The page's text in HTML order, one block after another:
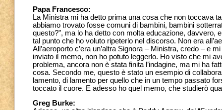
Papa Francesco:
La Ministra mi ha detto prima una cosa che non toccava
abbiamo trovato fosse comuni di bambini, bambini
questo?”, ma lo ha detto con molta educazione, davvero,
tal punto che ho voluto ripeterlo nel discorso. Non era
All’aeroporto c’era un’altra Signora – Ministra, credo – e
inviato il memo, non ho potuto leggerlo. Ho visto che mi
problema, ancora non è stata finita l’indagine, ma mi ha
cosa. Secondo me, questo è stato un esempio di
lamento, di lamento per quello che in un tempo passato
toccato il cuore. E adesso ho quel memo, che studierò
Greg Burke: